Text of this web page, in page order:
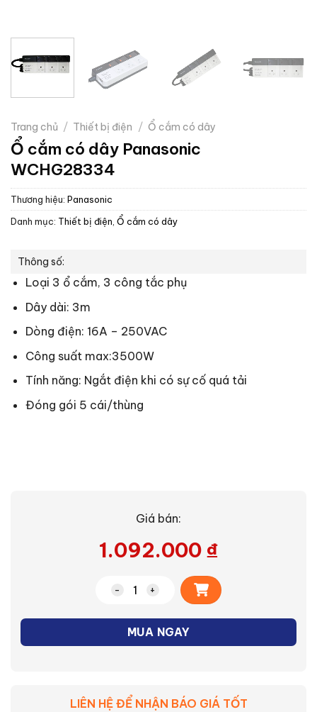
Trang chủ / Thiết bị điện / Ổ cắm có dây
Ổ cắm có dây Panasonic
WCHG28334
Thương hiệu: Panasonic
Danh mục: Thiết bị điện, Ổ cắm có dây
Thông số:
Loại 3 ổ cắm, 3 công tắc phụ
Dây dài: 3m
Dòng điện: 16A – 250VAC
Công suất max:3500W
Tính năng: Ngắt điện khi có sự cố quá tải
Đóng gói 5 cái/thùng
Giá bán:
1.092.000 ₫
Ổ cắm có dây Panasonic WCHG28334
MUA NGAY
Alternative:
LIÊN HỆ ĐỂ NHẬN BÁO GIÁ TỐT